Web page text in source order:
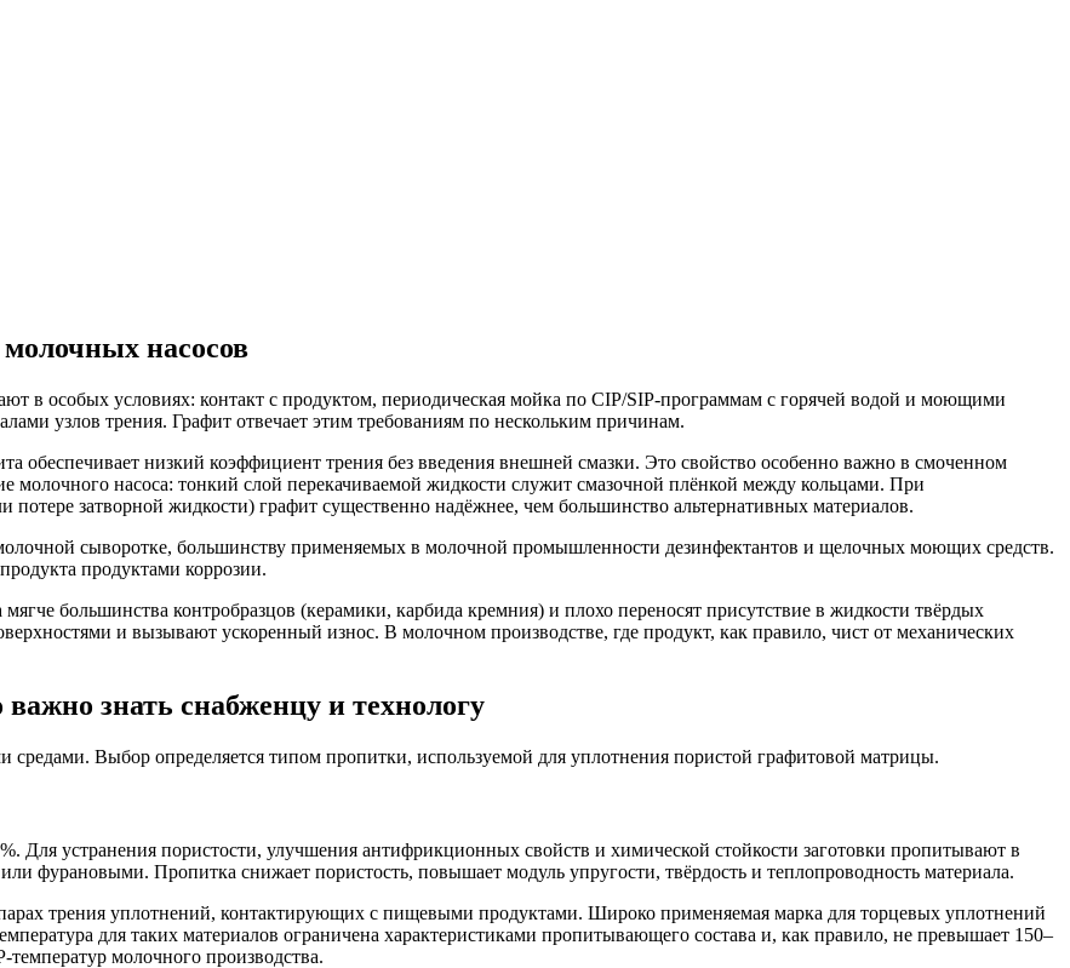
насосов
в особых условиях: контакт с продуктом, периодическая мойка по CIP/SIP-программам с горячей водой и моющими
узлов трения. Графит отвечает этим требованиям по нескольким причинам.
обеспечивает низкий коэффициент трения без введения внешней смазки. Это свойство особенно важно в смоченном
молочного насоса: тонкий слой перекачиваемой жидкости служит смазочной плёнкой между кольцами. При
затворной жидкости) графит существенно надёжнее, чем большинство альтернативных материалов.
сыворотке, большинству применяемых в молочной промышленности дезинфектантов и щелочных моющих средств.
продуктами коррозии.
большинства контробразцов (керамики, карбида кремния) и плохо переносят присутствие в жидкости твёрдых
и вызывают ускоренный износ. В молочном производстве, где продукт, как правило, чист от механических
знать снабженцу и технологу
Выбор определяется типом пропитки, используемой для уплотнения пористой графитовой матрицы.
Для устранения пористости, улучшения антифрикционных свойств и химической стойкости заготовки пропитывают в
фурановыми. Пропитка снижает пористость, повышает модуль упругости, твёрдость и теплопроводность материала.
трения уплотнений, контактирующих с пищевыми продуктами. Широко применяемая марка для торцевых уплотнений
для таких материалов ограничена характеристиками пропитывающего состава и, как правило, не превышает 150–
молочного производства.